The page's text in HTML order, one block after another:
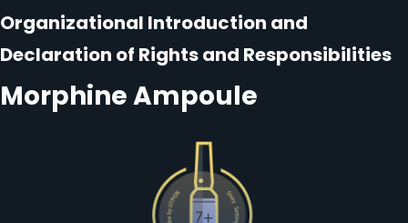
Organizational Introduction and
Declaration of Rights and Responsibilities
Morphine Ampoule